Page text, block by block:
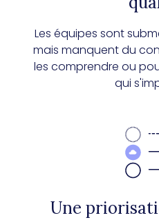
Les équipes sont
mais manquent du
les comprendre ou
qui
Une